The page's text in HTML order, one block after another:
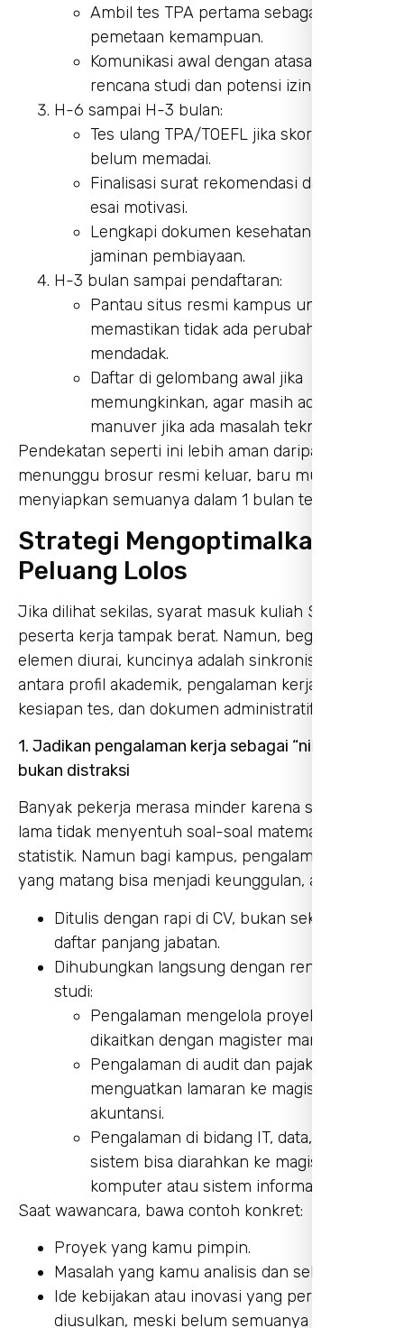
Ambil tes TPA pertama sebagai
pemetaan kemampuan.
Komunikasi awal dengan atasan tentang
rencana studi dan potensi izin belajar.
H-6 sampai H-3 bulan:
Tes ulang TPA/TOEFL jika skor awal
belum memadai.
Finalisasi surat rekomendasi dan draft
esai motivasi.
Lengkapi dokumen kesehatan dan
jaminan pembiayaan.
H-3 bulan sampai pendaftaran:
Pantau situs resmi kampus untuk
memastikan tidak ada perubahan
mendadak.
Daftar di gelombang awal jika
memungkinkan, agar masih ada ruang
manuver jika ada masalah teknis.
Pendekatan seperti ini lebih aman daripada
menunggu brosur resmi keluar, baru mulai
menyiapkan semuanya dalam 1 bulan terakhir.
Strategi Mengoptimalkan
Peluang Lolos
Jika dilihat sekilas, syarat masuk kuliah S2 untuk
peserta kerja tampak berat. Namun, begitu semua
elemen diurai, kuncinya adalah sinkronisasi:
antara profil akademik, pengalaman kerja,
kesiapan tes, dan dokumen administratif.
1. Jadikan pengalaman kerja sebagai “nilai jual”,
bukan distraksi
Banyak pekerja merasa minder karena sudah
lama tidak menyentuh soal-soal matematika atau
statistik. Namun bagi kampus, pengalaman kerja
yang matang bisa menjadi keunggulan, asalkan:
Ditulis dengan rapi di CV, bukan sekadar
daftar panjang jabatan.
Dihubungkan langsung dengan rencana
studi:
Pengalaman mengelola proyek bisa
dikaitkan dengan magister manajemen.
Pengalaman di audit dan pajak bisa
menguatkan lamaran ke magister
akuntansi.
Pengalaman di bidang IT, data, atau
sistem bisa diarahkan ke magister
komputer atau sistem informasi.
Saat wawancara, bawa contoh konkret:
Proyek yang kamu pimpin.
Masalah yang kamu analisis dan selesaikan.
Ide kebijakan atau inovasi yang pernah
diusulkan, meski belum semuanya